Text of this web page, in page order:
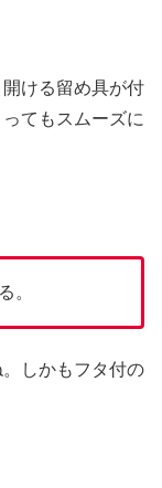
ける留め具が付
てもスムーズに
。
しかもフタ付の